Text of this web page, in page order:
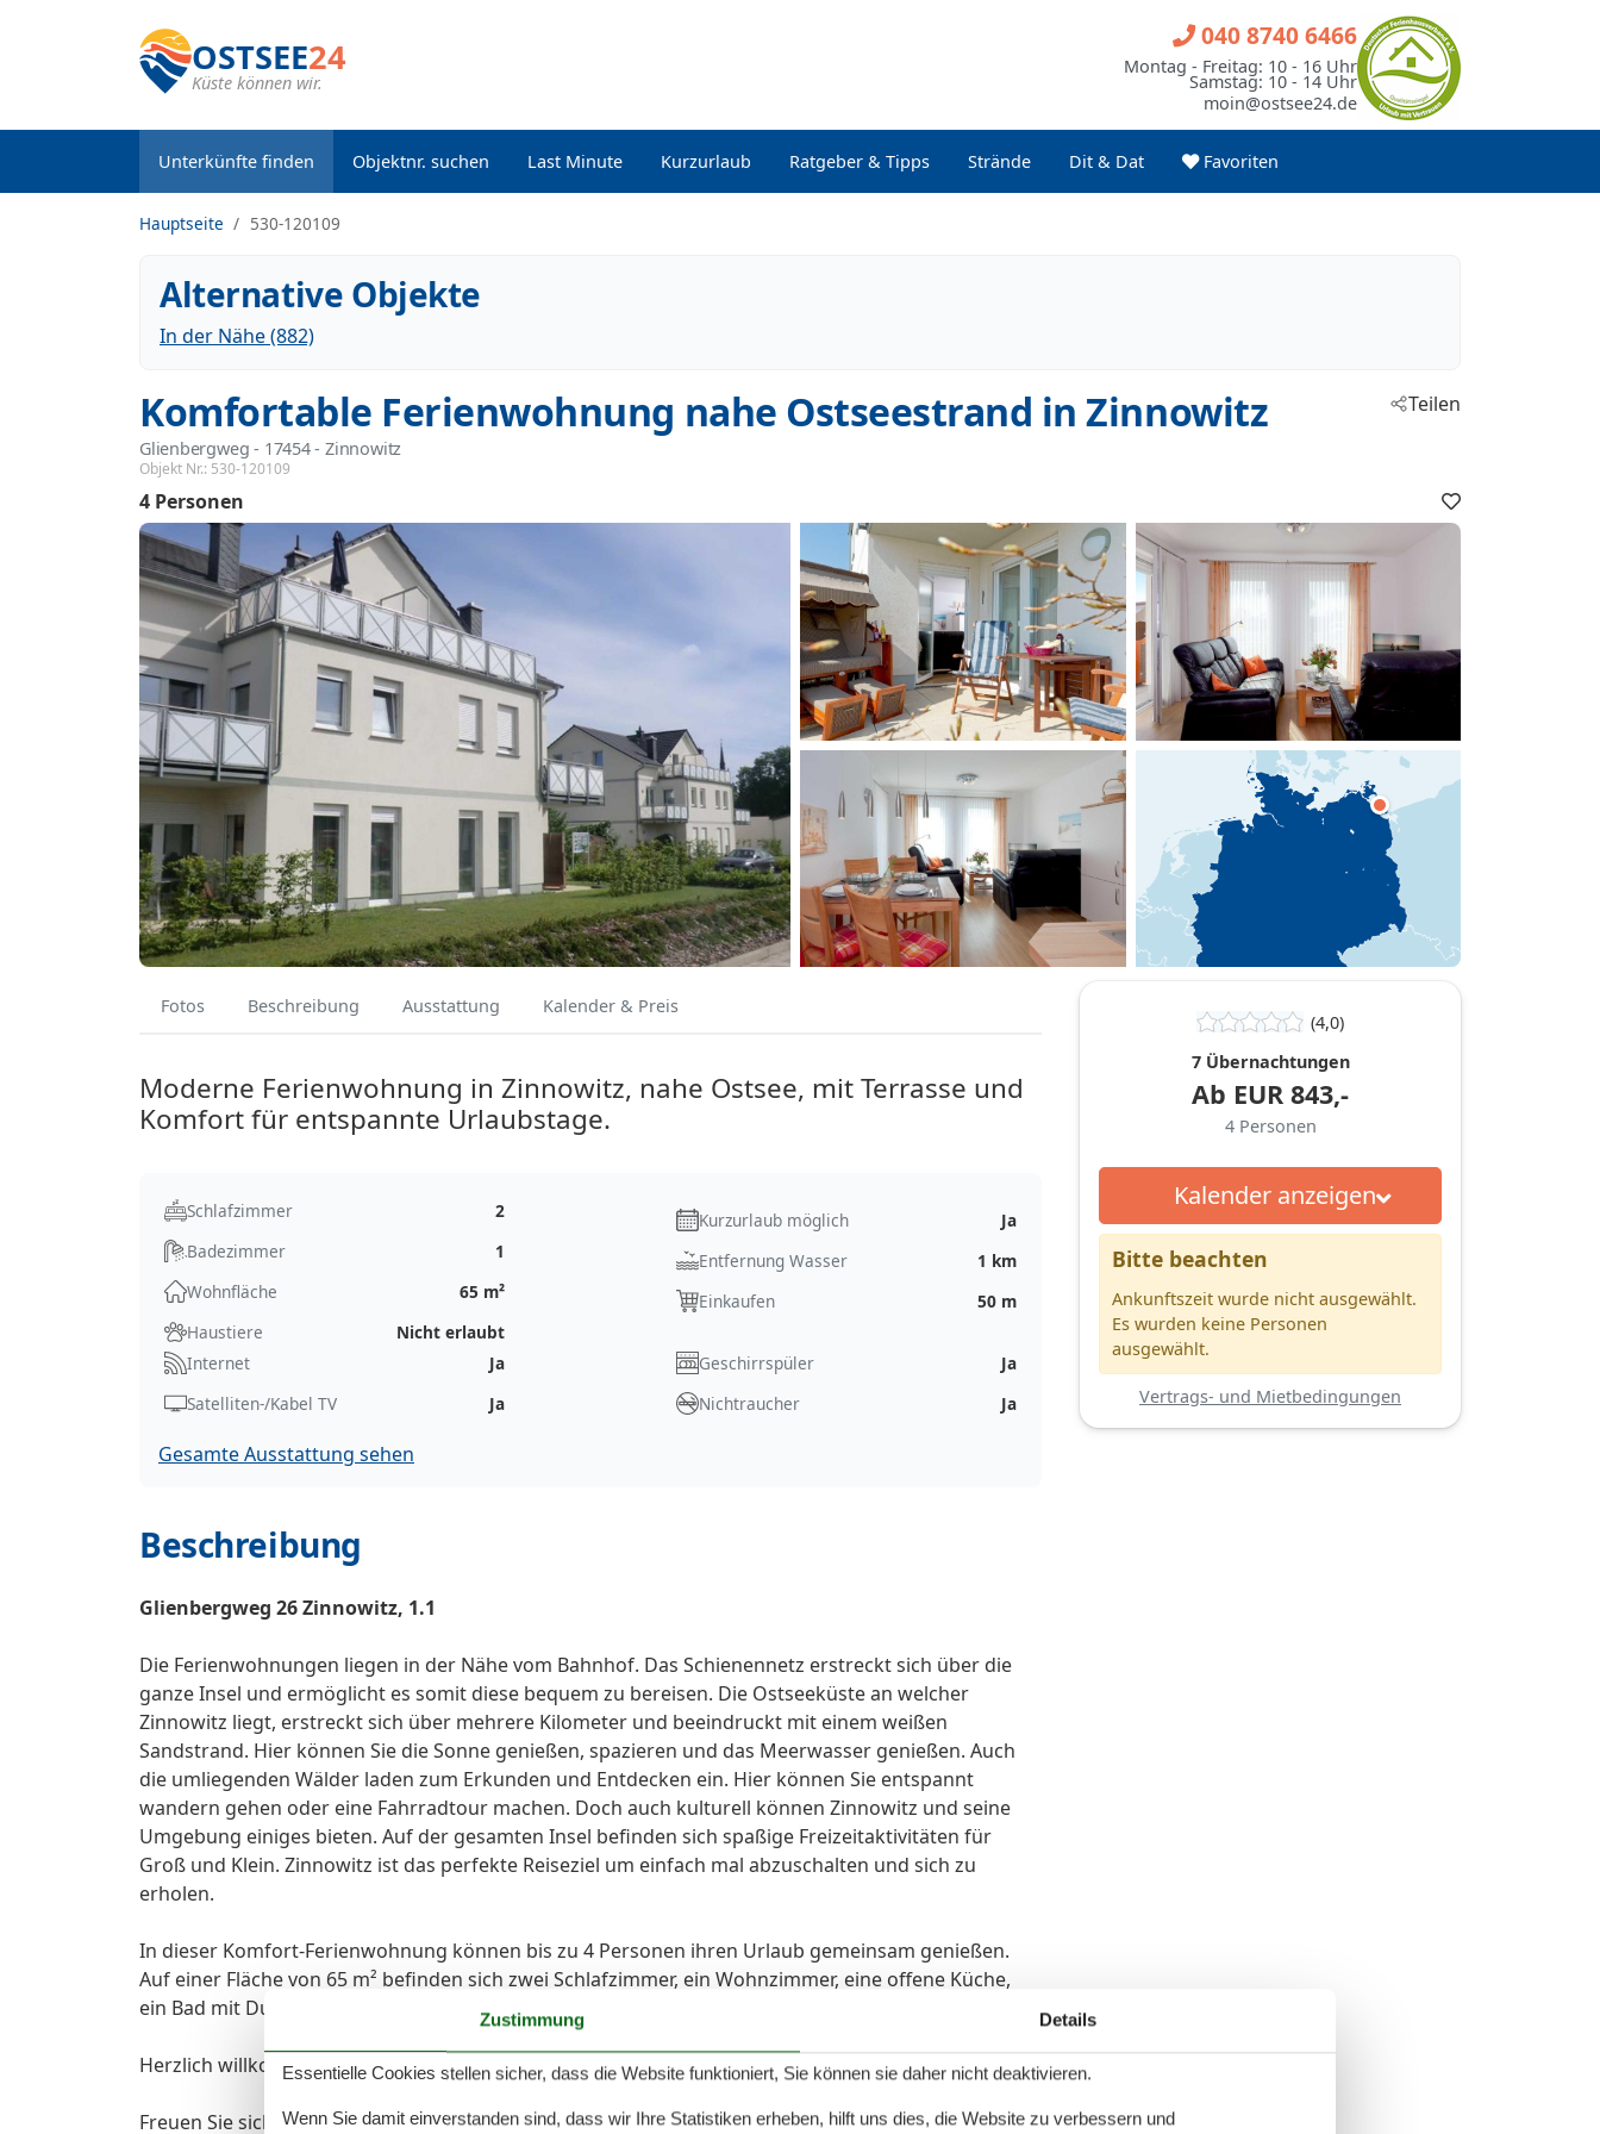
OSTSEE24
Küste können wir.
Unterkünfte finden Objektnr. suchen Last Minute Kurzurlaub Ratgeber & Tipps Strände Dit & Dat Favoriten
040 8740 6466
Montag - Freitag: 10 - 16 Uhr
Samstag: 10 - 14 Uhr
moin@ostsee24.de
Hauptseite 530-120109
Alternative Objekte
In der Nähe (882)
Komfortable Ferienwohnung nahe Ostseestrand in Zinnowitz
Glienbergweg - 17454 - Zinnowitz
Objekt Nr.: 530-120109
Teilen
4 Personen
Fotos Beschreibung Ausstattung Kalender & Preis
Moderne Ferienwohnung in Zinnowitz, nahe Ostsee, mit Terrasse und
Komfort für entspannte Urlaubstage.
Schlafzimmer
2
Badezimmer
1
Wohnfläche
65 m²
Haustiere
Nicht erlaubt
Kurzurlaub möglich
Ja
Entfernung Wasser
1 km
Einkaufen
50 m
Internet
Ja
Satelliten-/Kabel TV
Ja
Geschirrspüler
Ja
Nichtraucher
Ja
Gesamte Ausstattung sehen
Beschreibung
Glienbergweg 26 Zinnowitz, 1.1
Die Ferienwohnungen liegen in der Nähe vom Bahnhof. Das Schienennetz erstreckt sich über die
ganze Insel und ermöglicht es somit diese bequem zu bereisen. Die Ostseeküste an welcher
Zinnowitz liegt, erstreckt sich über mehrere Kilometer und beeindruckt mit einem weißen
Sandstrand. Hier können Sie die Sonne genießen, spazieren und das Meerwasser genießen. Auch
die umliegenden Wälder laden zum Erkunden und Entdecken ein. Hier können Sie entspannt
wandern gehen oder eine Fahrradtour machen. Doch auch kulturell können Zinnowitz und seine
Umgebung einiges bieten. Auf der gesamten Insel befinden sich spaßige Freizeitaktivitäten für
Groß und Klein. Zinnowitz ist das perfekte Reiseziel um einfach mal abzuschalten und sich zu
erholen.
In dieser Komfort-Ferienwohnung können bis zu 4 Personen ihren Urlaub gemeinsam genießen.
Auf einer Fläche von 65 m² befinden sich zwei Schlafzimmer, ein Wohnzimmer, eine offene Küche,
ein Bad mit Dusche und eine Terrasse.
Herzlich willkommen in Ihrer Wohlfühl-Ferienwohnung ? nur wenige Minuten bis zur Ostsee!
Freuen Sie sich auf eine moderne, liebevoll eingerichtete Ferienwohnung (Baujahr 2011) in zentraler
(4,0)
7 Übernachtungen
Ab EUR 843,-
4 Personen
Kalender anzeigen
Bitte beachten
Ankunftszeit wurde nicht ausgewählt.
Es wurden keine Personen
ausgewählt.
Vertrags- und Mietbedingungen
Zustimmung Details
Essentielle Cookies stellen sicher, dass die Website funktioniert, Sie können sie daher nicht deaktivieren.
Wenn Sie damit einverstanden sind, dass wir Ihre Statistiken erheben, hilft uns dies, die Website zu verbessern und